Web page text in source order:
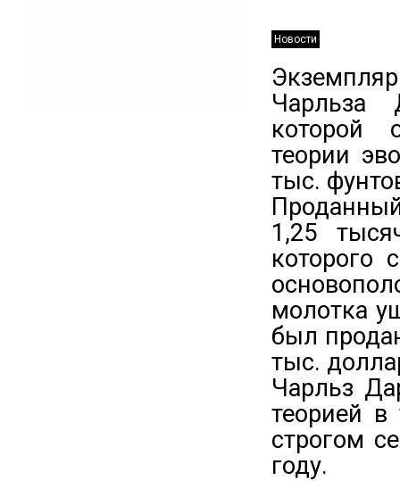
Новости
Чарльза
которой
теории
тыс.
1,25
которого
молотка
был
тыс.
Чарльз
теорией в
строгом
году.